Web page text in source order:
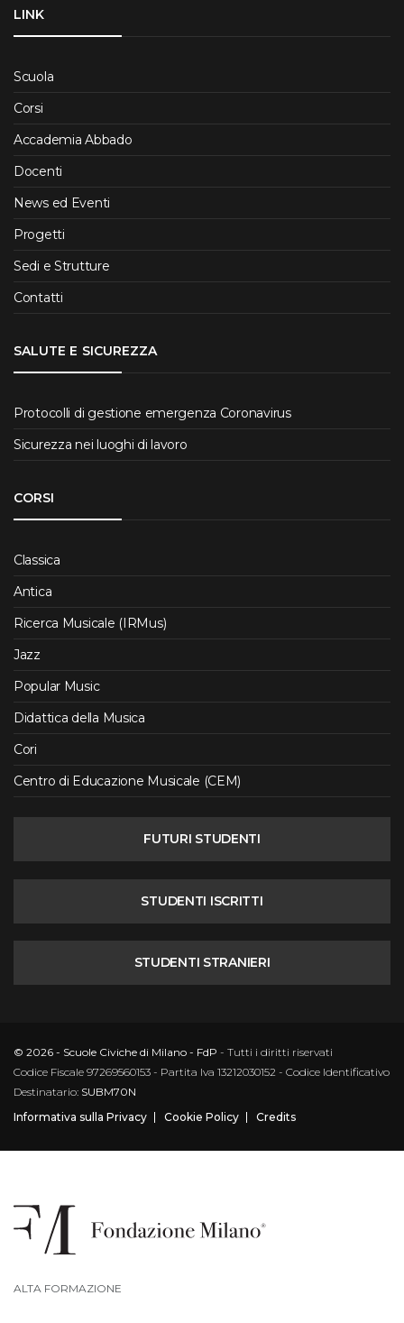
LINK
Scuola
Corsi
Accademia Abbado
Docenti
News ed Eventi
Progetti
Sedi e Strutture
Contatti
SALUTE E SICUREZZA
Protocolli di gestione emergenza Coronavirus
Sicurezza nei luoghi di lavoro
CORSI
Classica
Antica
Ricerca Musicale (IRMus)
Jazz
Popular Music
Didattica della Musica
Cori
Centro di Educazione Musicale (CEM)
FUTURI STUDENTI
STUDENTI ISCRITTI
STUDENTI STRANIERI
© 2026 - Scuole Civiche di Milano - FdP - Tutti i diritti riservati
Codice Fiscale 97269560153 - Partita Iva 13212030152 - Codice Identificativo
Destinatario: SUBM70N
Informativa sulla Privacy
Cookie Policy Credits
ALTA FORMAZIONE